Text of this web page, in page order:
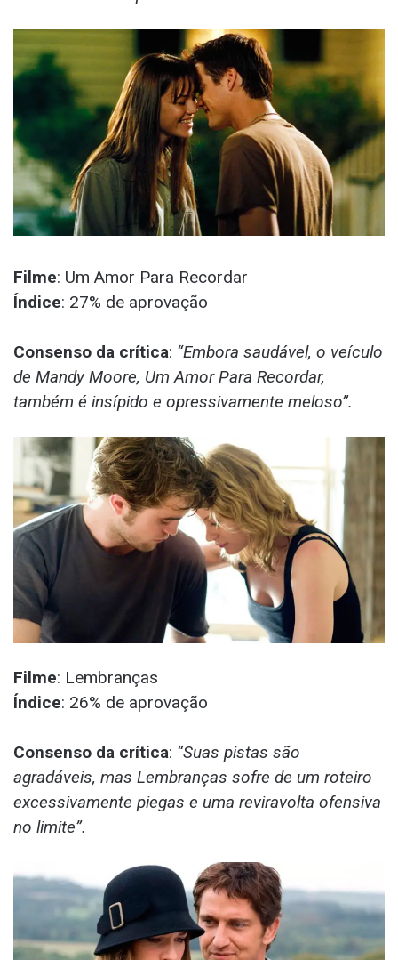
Filme: Um Amor Para Recordar
Índice: 27% de aprovação
Consenso da crítica: “Embora saudável, o veículo
de Mandy Moore, Um Amor Para Recordar,
também é insípido e opressivamente meloso”.
Filme: Lembranças
Índice: 26% de aprovação
Consenso da crítica: “Suas pistas são
agradáveis, mas Lembranças sofre de um roteiro
excessivamente piegas e uma reviravolta ofensiva
no limite”.